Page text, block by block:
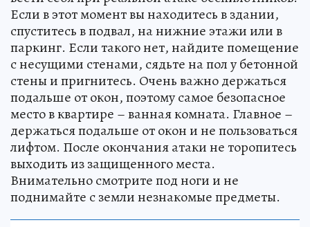
Если в этот момент вы находитесь в здании,
спуститесь в подвал, на нижние этажи или в
паркинг. Если такого нет, найдите помещение
с несущими стенами, сядьте на пол у бетонной
стены и пригнитесь. Очень важно держаться
подальше от окон, поэтому самое безопасное
место в квартире – ванная комната. Главное –
держаться подальше от окон и не пользоваться
лифтом. После окончания атаки не торопитесь
выходить из защищенного места.
Внимательно смотрите под ноги и не
поднимайте с земли незнакомые предметы.